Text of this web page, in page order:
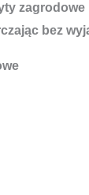
bez